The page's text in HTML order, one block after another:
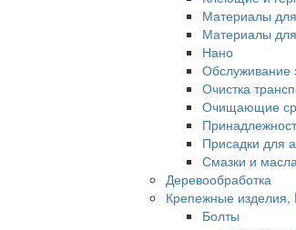
Материалы
Материалы
Нано
Обслуживание
Очистка
Очищающие
Присадки для
Смазки и
Деревообработка
Крепежные изделия,
Болты